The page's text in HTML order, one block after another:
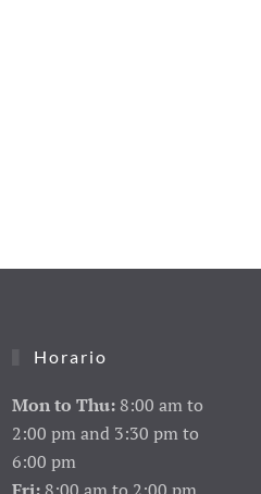
Horario
Mon to Thu: 8:00 am to
2:00 pm and 3:30 pm to
6:00 pm